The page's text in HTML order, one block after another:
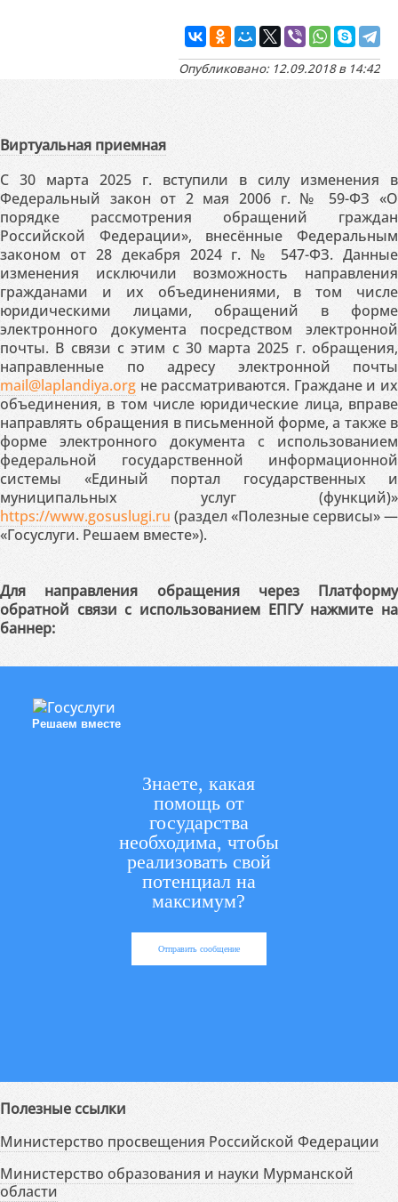
Опубликовано: 12.09.2018 в 14:42
Виртуальная приемная
С 30 марта 2025 г. вступили в силу изменения в
Федеральный закон от 2 мая 2006 г. № 59-ФЗ «О
порядке рассмотрения обращений граждан
Российской Федерации», внесённые Федеральным
законом от 28 декабря 2024 г. № 547-ФЗ. Данные
изменения исключили возможность направления
гражданами и их объединениями, в том числе
юридическими лицами, обращений в форме
электронного документа посредством электронной
почты. В связи с этим с 30 марта 2025 г. обращения,
направленные по адресу электронной почты
mail@laplandiya.org не рассматриваются. Граждане и их
объединения, в том числе юридические лица, вправе
направлять обращения в письменной форме, а также в
форме электронного документа с использованием
федеральной государственной информационной
системы «Единый портал государственных и
муниципальных услуг (функций)»
https://www.gosuslugi.ru (раздел «Полезные сервисы» —
«Госуслуги. Решаем вместе»).
Для направления обращения через Платформу
обратной связи с использованием ЕПГУ нажмите на
баннер:
Решаем вместе
Знаете, какая
помощь от
государства
необходима, чтобы
реализовать свой
потенциал на
максимум?
Отправить сообщение
Полезные ссылки
Министерство просвещения Российской Федерации
Министерство образования и науки Мурманской
области